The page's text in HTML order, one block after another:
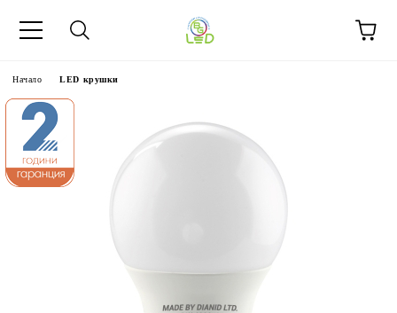
Начало LED крушки